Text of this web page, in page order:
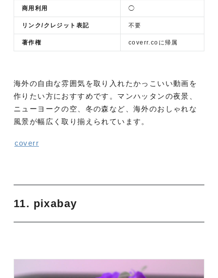
商用利用 ◯
リンク/クレジット表記 不要
著作権 coverr.coに帰属
海外の自由な雰囲気を取り入れたかっこいい動画を
作りたい方におすすめです。マンハッタンの夜景、
ニューヨークの空、冬の森など、海外のおしゃれな
風景が幅広く取り揃えられています。
coverr
11. pixabay